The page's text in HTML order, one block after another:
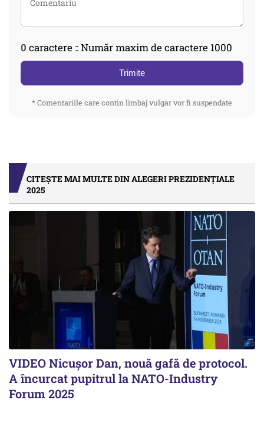
0 caractere :: Număr maxim de caractere 1000
Trimite
* Comentariile care contin limbaj vulgar vor fi suspendate
CITEȘTE MAI MULTE DIN ALEGERI PREZIDENȚIALE
2025
VIDEO Nicușor Dan, nouă gafă de protocol.
A încurcat pupitrul la NATO-Industry
Forum 2025